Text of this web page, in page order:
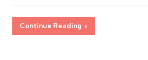
Continue Reading